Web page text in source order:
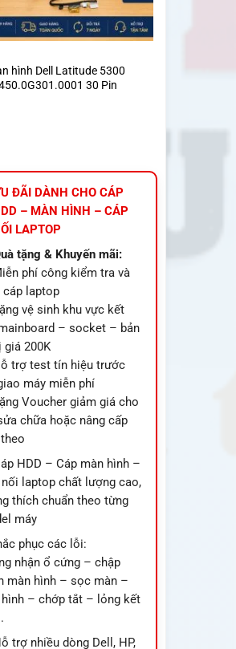
hình Dell Latitude 5300
30 Pin
ĐÃI DÀNH CHO CÁP
– MÀN HÌNH – CÁP
LAPTOP
tặng & Khuyến mãi:
phí công kiểm tra và
cáp laptop
vệ sinh khu vực kết
– socket – bản
giá 200K
trợ test tín hiệu trước
máy miễn phí
Voucher giảm giá cho
chữa hoặc nâng cấp
HDD – Cáp màn hình –
nối laptop chất lượng cao,
thích chuẩn theo từng
máy
phục các lỗi:
nhận ổ cứng – chập
màn hình – sọc màn –
– chớp tắt – lỏng kết
trợ nhiều dòng Dell, HP,